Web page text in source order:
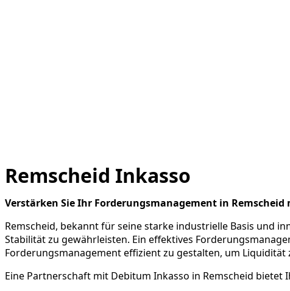
Remscheid Inkasso
Verstärken Sie Ihr Forderungsmanagement in
Remscheid, bekannt für seine starke industrielle Basis und
Stabilität zu gewährleisten. Ein effektives
Forderungsmanagement effizient zu gestalten, um
Eine Partnerschaft mit Debitum Inkasso in Remscheid bietet